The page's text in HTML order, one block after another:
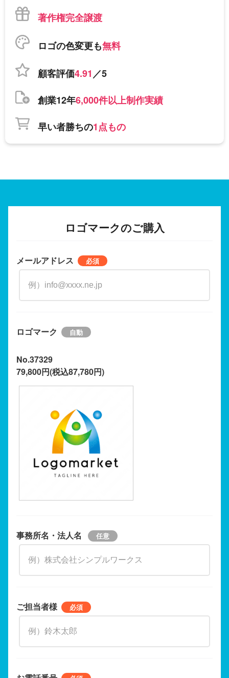
著作権完全譲渡
ロゴの色変更も無料
顧客評価4.91／5
創業12年6,000件以上制作実績
早い者勝ちの1点もの
ロゴマークのご購入
メールアドレス
ロゴマーク
No.37329
79,800円(税込87,780円)
事務所名・法人名
ご担当者様